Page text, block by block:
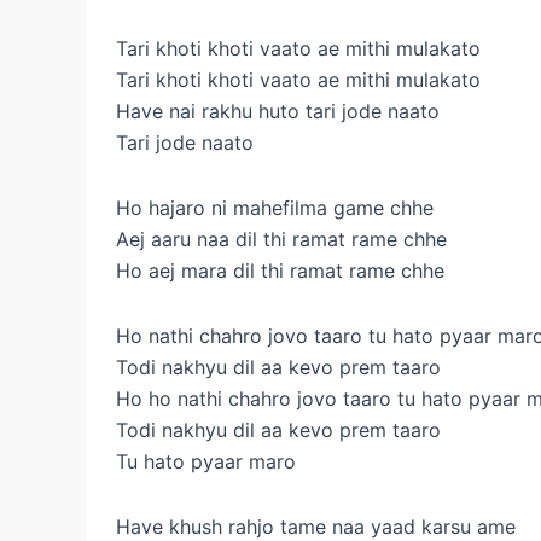
Tari khoti khoti vaato ae mithi mulakato
Tari khoti khoti vaato ae mithi mulakato
Have nai rakhu huto tari jode naato
Tari jode naato
Ho hajaro ni mahefilma game chhe
Aej aaru naa dil thi ramat rame chhe
Ho aej mara dil thi ramat rame chhe
Ho nathi chahro jovo taaro tu hato pyaar
Todi nakhyu dil aa kevo prem taaro
Ho ho nathi chahro jovo taaro tu hato pyaar
Todi nakhyu dil aa kevo prem taaro
Tu hato pyaar maro
Have khush rahjo tame naa yaad karsu ame